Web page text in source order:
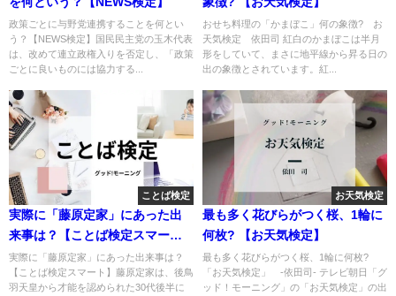
政策ごとに与野党連携することを何とい
う？【NEWS検定】国民民主党の玉木代表
は、改めて連立政権入りを否定し、「政策
ごとに良いものには協力する...
おせち料理の「かまぼこ」何の象徴? お
天気検定 依田司 紅白のかまぼこは半月
形をしていて、まさに地平線から昇る日の
出の象徴とされています。紅...
ことば検定
実際に「藤原定家」にあった出
来事は？【ことば検定スマー
ト】
実際に「藤原定家」にあった出来事は？
【ことば検定スマート】藤原定家は、後鳥
羽天皇から才能を認められた30代後半に
お天気検定
最も多く花びらがつく桜、1輪に
何枚? 【お天気検定】
最も多く花びらがつく桜、1輪に何枚?
「お天気検定」 -依田司- テレビ朝日「グ
ッド！モーニング」の「お天気検定」の出